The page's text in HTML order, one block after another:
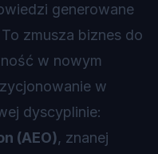
generowane
zmusza biznes do
w nowym
w
dyscyplinie:
(AEO), znanej